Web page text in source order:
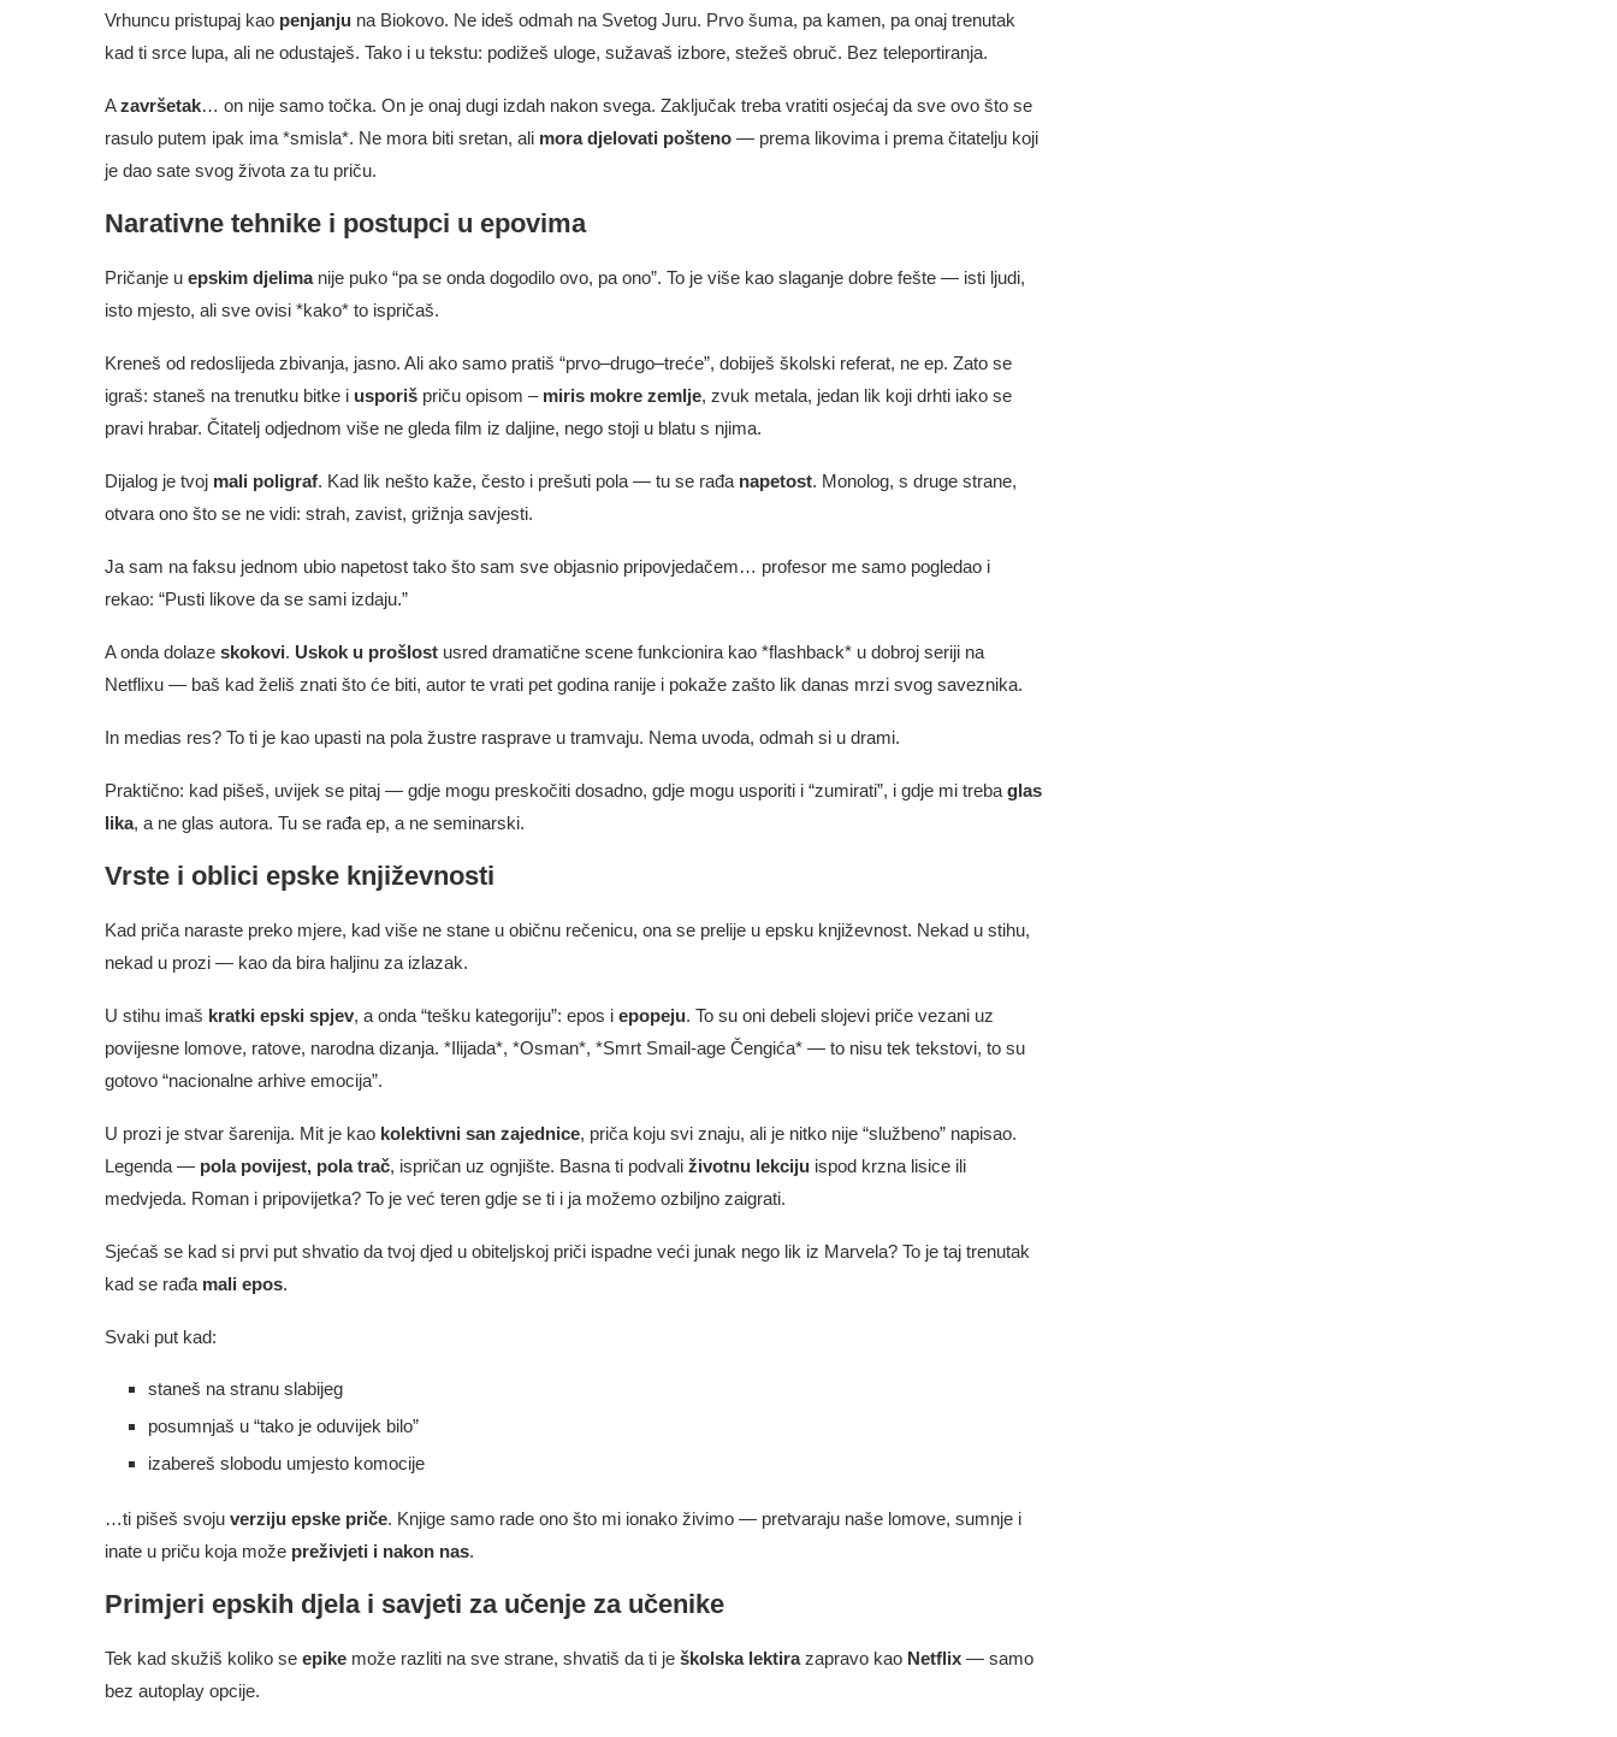
Vrhuncu pristupaj kao penjanju na Biokovo. Ne ideš odmah na Svetog Juru. Prvo šuma, pa kamen, pa onaj trenutak
kad ti srce lupa, ali ne odustaješ. Tako i u tekstu: podižeš uloge, sužavaš izbore, stežeš obruč. Bez teleportiranja.
Azavršetak… on nije samo točka. On je onaj dugi izdah nakon svega. Zaključak treba vratiti osjećaj da sve ovo što se
rasulo putem ipak ima *smisla*. Ne mora biti sretan, ali mora djelovati pošteno — prema likovima i prema čitatelju koji
je dao sate svog života za tu priču.
Narativne tehnike i postupci u epovima
Pričanje u epskim djelimanije puko “pa se onda dogodilo ovo, pa ono”. To je više kao slaganje dobre fešte — isti ljudi,
isto mjesto, ali sve ovisi *kako* to ispričaš.
Kreneš od redoslijeda zbivanja, jasno. Ali ako samo pratiš “prvo–drugo–treće”, dobiješ školski referat, ne ep. Zato se
igraš: staneš na trenutku bitke i usporiš priču opisom – miris mokre zemlje, zvuk metala, jedan lik koji drhti iako se
pravi hrabar. Čitatelj odjednom više ne gleda film iz daljine, nego stoji u blatu s njima.
Dijalog je tvoj mali poligraf. Kad lik nešto kaže, često i prešuti pola — tu se rađa napetost. Monolog, s druge strane,
otvara ono što se ne vidi: strah, zavist, grižnja savjesti.
Ja sam na faksu jednom ubio napetost tako što sam sve objasnio pripovjedačem… profesor me samo pogledao i
rekao: “Pusti likove da se sami izdaju.”
A onda dolaze skokovi. Uskok u prošlost usred dramatične scene funkcionira kao *flashback* u dobroj seriji na
Netflixu — baš kad želiš znati što će biti, autor te vrati pet godina ranije i pokaže zašto lik danas mrzi svog saveznika.
In medias res? To ti je kao upasti na pola žustre rasprave u tramvaju. Nema uvoda, odmah si u drami.
Praktično: kad pišeš, uvijek se pitaj — gdje mogu preskočiti dosadno, gdje mogu usporiti i “zumirati”, i gdje mi treba glas
lika, a ne glas autora. Tu se rađa ep, a ne seminarski.
Vrste i oblici epske književnosti
Kad priča naraste preko mjere, kad više ne stane u običnu rečenicu, ona se prelije u epsku književnost. Nekad u stihu,
nekad u prozi — kao da bira haljinu za izlazak.
U stihu imaš kratki epski spjev, a onda “tešku kategoriju”: epos i epopeju. To su oni debeli slojevi priče vezani uz
povijesne lomove, ratove, narodna dizanja. *Ilijada*, *Osman*, *Smrt Smail-age Čengića* — to nisu tek tekstovi, to su
gotovo “nacionalne arhive emocija”.
U prozi je stvar šarenija. Mit je kao kolektivni san zajednice, priča koju svi znaju, ali je nitko nije “službeno” napisao.
Legenda — pola povijest, pola trač, ispričan uz ognjište. Basna ti podvali životnu lekciju ispod krzna lisice ili
medvjeda. Roman i pripovijetka? To je već teren gdje se ti i ja možemo ozbiljno zaigrati.
Sjećaš se kad si prvi put shvatio da tvoj djed u obiteljskoj priči ispadne veći junak nego lik iz Marvela? To je taj trenutak
kad se rađa mali epos.
Svaki put kad:
staneš na stranu slabijeg
posumnjaš u “tako je oduvijek bilo”
izabereš slobodu umjesto komocije
…ti pišeš svoju verziju epske priče. Knjige samo rade ono što mi ionako živimo — pretvaraju naše lomove, sumnje i
inate u priču koja može preživjeti i nakon nas.
Primjeri epskih djela i savjeti za učenje za učenike
Tek kad skužiš koliko se epike može razliti na sve strane, shvatiš da ti je školska lektirazapravo kao Netflix — samo
bez autoplay opcije.